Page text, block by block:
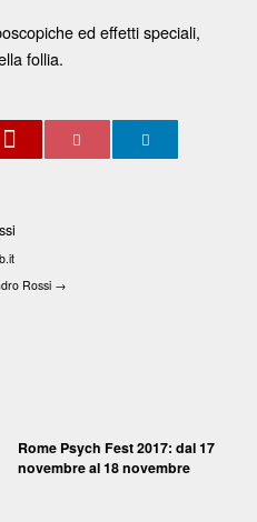
ed effetti speciali,
follia.
Rossi →
Rome Psych Fest 2017: dal 17
novembre al 18 novembre